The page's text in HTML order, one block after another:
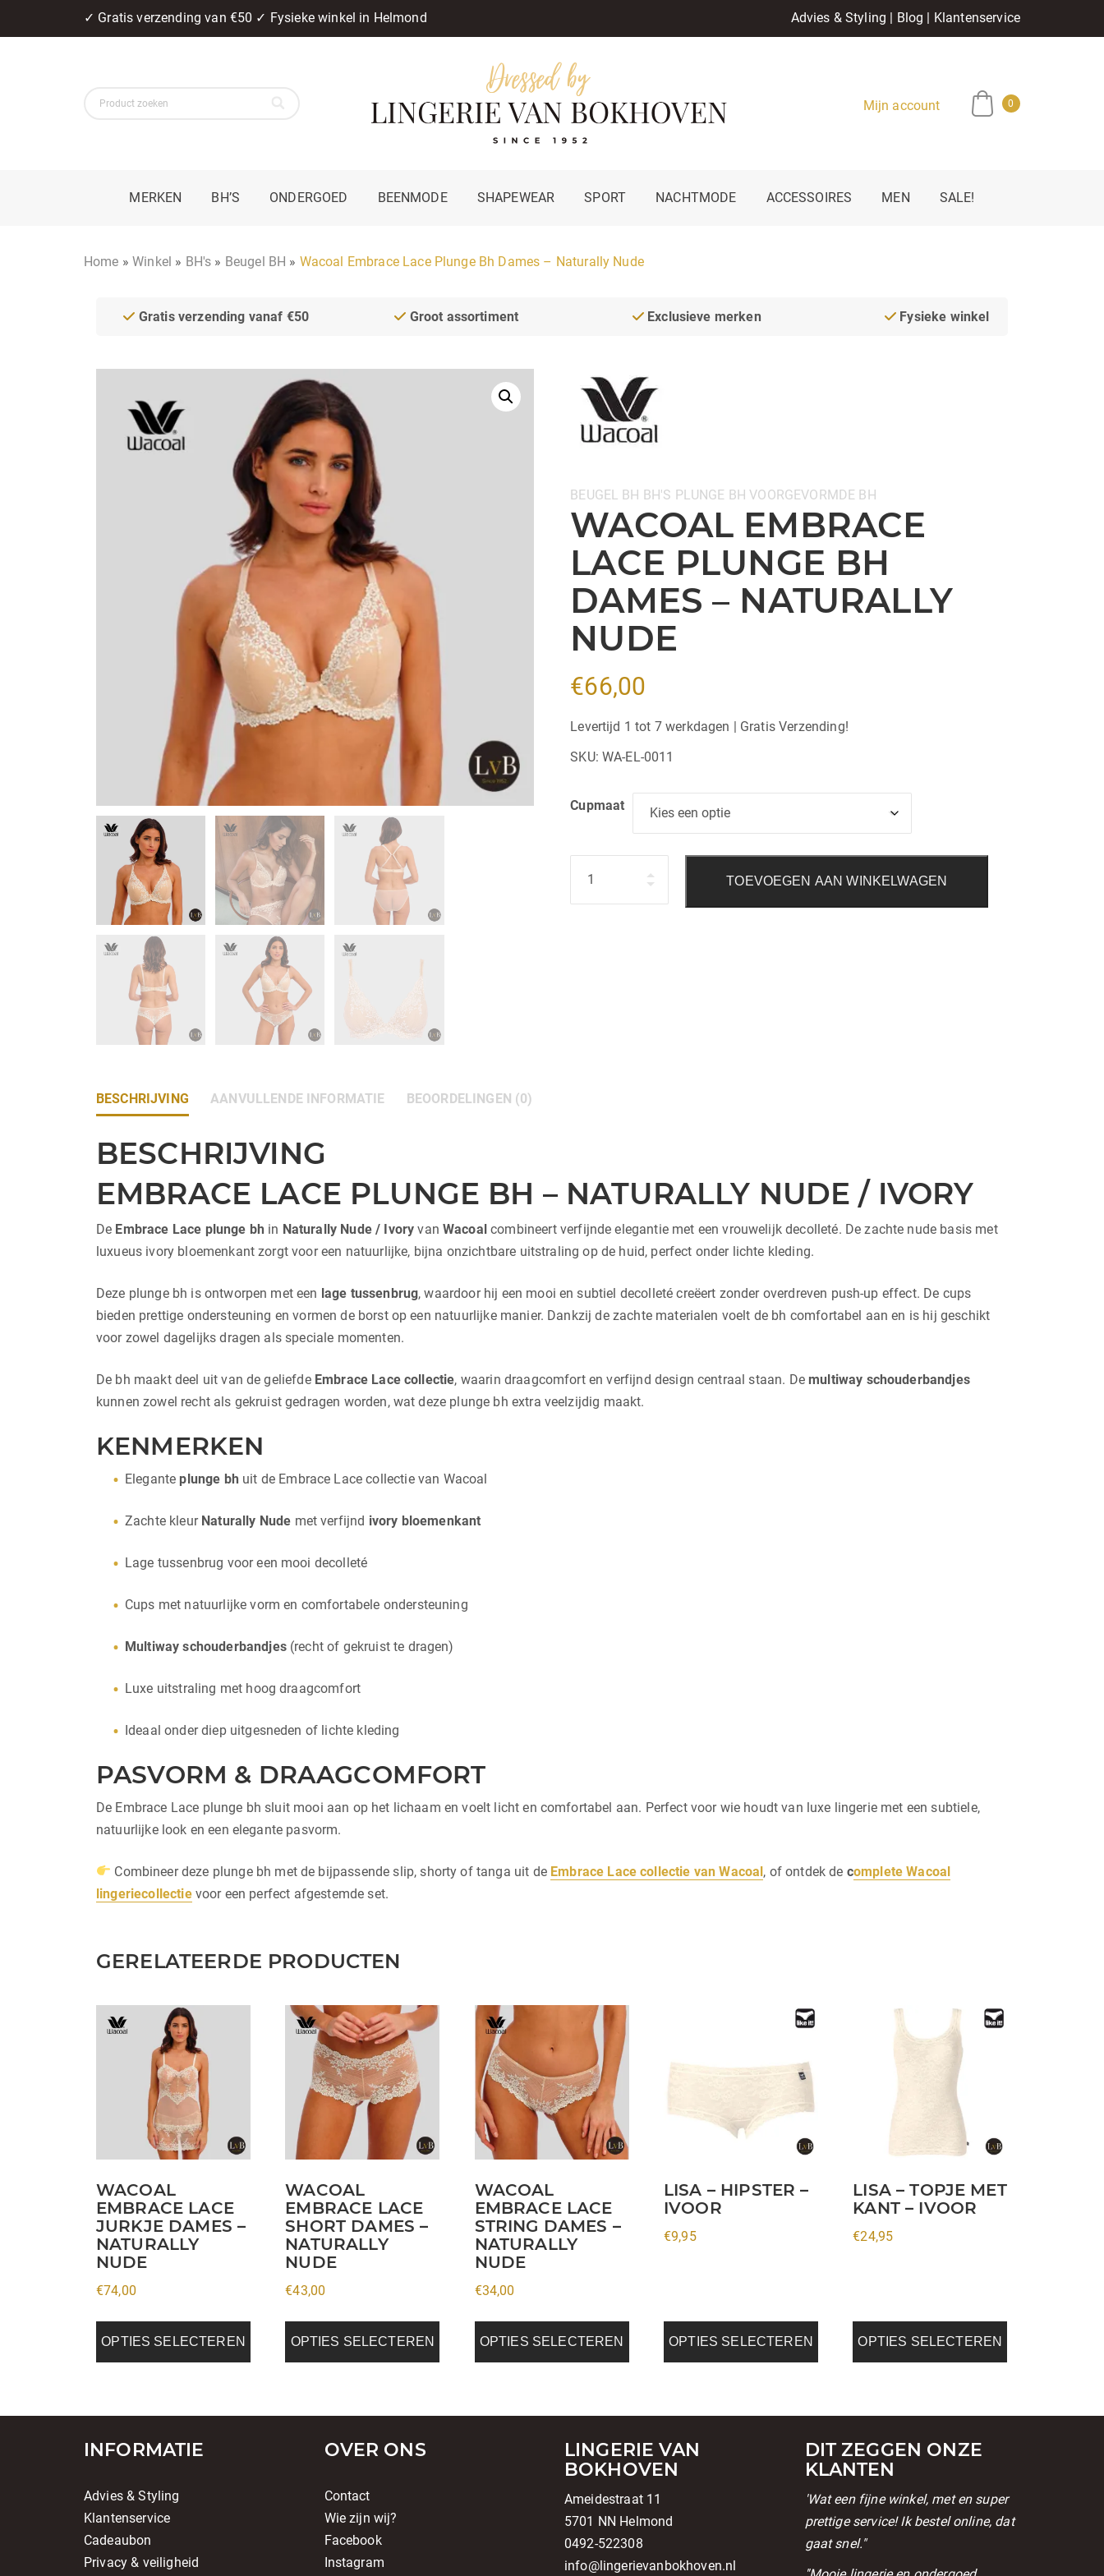
✓ Gratis verzending van €50 ✓ Fysieke winkel in Helmond Advies & Styling | Blog | Klantenservice
Mijn account 0
MERKEN BH’S ONDERGOED BEENMODE SHAPEWEAR SPORT NACHTMODE ACCESSOIRES MEN SALE!
Home »Winkel » BH's » Beugel BH » Wacoal Embrace Lace Plunge Bh Dames – Naturally Nude
Gratis verzending vanaf €50 Groot assortiment Exclusieve merken Fysieke winkel
Categorieën:
BEUGEL BH BH'S PLUNGE BH VOORGEVORMDE BH
WACOAL EMBRACE
LACE PLUNGE BH
DAMES – NATURALLY
NUDE
€66,00
Levertijd 1 tot 7 werkdagen | Gratis Verzending!
SKU:WA-EL-0011
Cupmaat
TOEVOEGEN AAN WINKELWAGEN
BESCHRIJVING AANVULLENDE INFORMATIE BEOORDELINGEN (0)
BESCHRIJVING
EMBRACE LACE PLUNGE BH – NATURALLY NUDE / IVORY
De Embrace Lace plunge bh in Naturally Nude / Ivory van Wacoalcombineert verfijnde elegantie met een vrouwelijk decolleté. De zachte nude basis met
luxueus ivory bloemenkant zorgt voor een natuurlijke, bijna onzichtbare uitstraling op de huid, perfect onder lichte kleding.
Deze plunge bh is ontworpen met een lage tussenbrug, waardoor hij een mooi en subtiel decolleté creëert zonder overdreven push-up effect. De cups
bieden prettige ondersteuning en vormen de borst op een natuurlijke manier. Dankzij de zachte materialen voelt de bh comfortabel aan en is hij geschikt
voor zowel dagelijks dragen als speciale momenten.
De bh maakt deel uit van de geliefde Embrace Lacecollectie, waarin draagcomfort en verfijnd design centraal staan. De multiway schouderbandjes
kunnen zowel recht als gekruist gedragen worden, wat deze plunge bh extra veelzijdig maakt.
KENMERKEN
Elegante plunge bh uit de Embrace Lace collectie van Wacoal
Zachte kleur Naturally Nude met verfijnd ivory bloemenkant
Lage tussenbrug voor een mooi decolleté
Cups met natuurlijke vorm en comfortabele ondersteuning
Multiway schouderbandjes(recht of gekruist te dragen)
Luxe uitstraling met hoog draagcomfort
Ideaal onder diep uitgesneden of lichte kleding
PASVORM & DRAAGCOMFORT
De Embrace Lace plunge bh sluit mooi aan op het lichaam en voelt licht en comfortabel aan. Perfect voor wie houdt van luxe lingerie met een subtiele,
natuurlijke look en een elegante pasvorm.
Combineer deze plunge bh met de bijpassende slip, shorty of tanga uit de Embrace Lace collectie van Wacoal, of ontdek de complete Wacoal
lingeriecollectievoor een perfect afgestemde set.
GERELATEERDE PRODUCTEN
WACOAL
EMBRACE LACE
JURKJE DAMES –
NATURALLY
NUDE
€74,00
OPTIES SELECTEREN
Dit
product
variaties.
gekozen
worden
op
de
WACOAL
EMBRACE LACE
SHORT DAMES –
NATURALLY
NUDE
€43,00
OPTIES SELECTEREN
Dit
product
heeft
meerdere
variaties.
Deze
optie
gekozen
worden
op
de
WACOAL
EMBRACE LACE
STRING DAMES –
NATURALLY
NUDE
€34,00
OPTIES SELECTEREN
Dit
product
heeft
meerdere
variaties.
Deze
optie
gekozen
worden
op
de
LISA – HIPSTER –
IVOOR
€9,95
OPTIES SELECTEREN
heeft
gekozen
worden
op
LISA – TOPJE MET
KANT – IVOOR
€24,95
OPTIES SELECTEREN
variaties.
gekozen
worden
op
INFORMATIE
Advies & Styling
Klantenservice
Cadeaubon
Privacy & veiligheid
OVER ONS
Contact
Wie zijn wij?
Facebook
Instagram
LINGERIE VAN
BOKHOVEN
Ameidestraat 11
5701 NN Helmond
0492-522308
info@lingerievanbokhoven.nl
DIT ZEGGEN ONZE
KLANTEN
'Wat een fijne winkel, met en super
prettige service! Ik bestel online, dat
gaat snel."